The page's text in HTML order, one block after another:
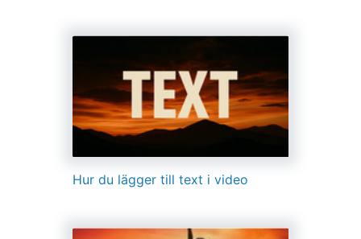
Hur du lägger till text i video